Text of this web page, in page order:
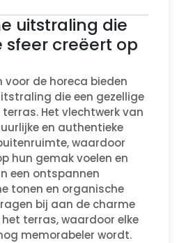
uitstraling die
sfeer creëert op
de horeca bieden
die een gezellige
Het vlechtwerk van
en authentieke
waardoor
hun gemak voelen en
een ontspannen
tonen en organische
bij aan de charme
terras, waardoor elke
memorabeler wordt.